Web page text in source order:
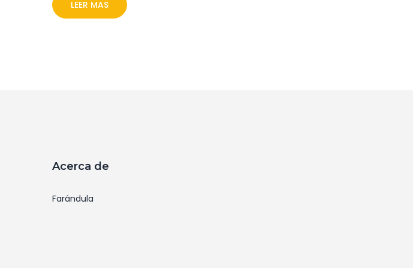
mientras Lucero asumió toda la
responsabilidad. El escándalo afectó
LEER MAS
Acerca de
Farándula